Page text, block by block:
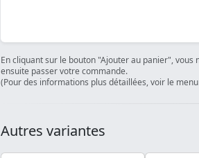
En cliquant sur le bouton "Ajouter au panier",
ensuite passer votre commande.
(Pour des informations plus détaillées, voir le
Autres variantes